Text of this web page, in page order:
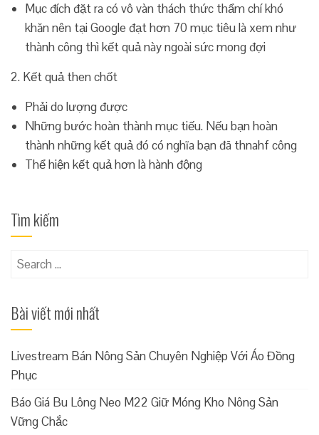
Mục đích đặt ra có vô vàn thách thức thẩm chí khó
khăn nên tại Google đạt hơn 70 mục tiêu là xem như
thành công thì kết quả này ngoài sức mong đợi
2. Kết quả then chốt
Phải do lượng được
Những bước hoàn thành mục tiếu. Nếu bạn hoàn
thành những kết quả đó có nghĩa bạn đã thnahf công
Thể hiện kết quả hơn là hành động
Tìm kiếm
Search
Bài viết mới nhất
Livestream Bán Nông Sản Chuyên Nghiệp Với Áo Đồng
Phục
Báo Giá Bu Lông Neo M22 Giữ Móng Kho Nông Sản
Vững Chắc